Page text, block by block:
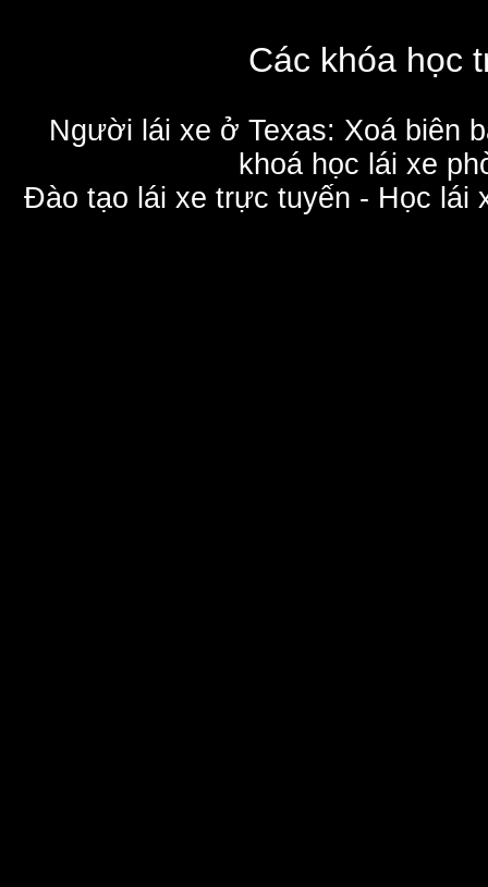
Các khóa học
Người lái xe ở Texas: Xoá biên
khoá học lái xe
Đào tạo lái xe trực tuyến - Học